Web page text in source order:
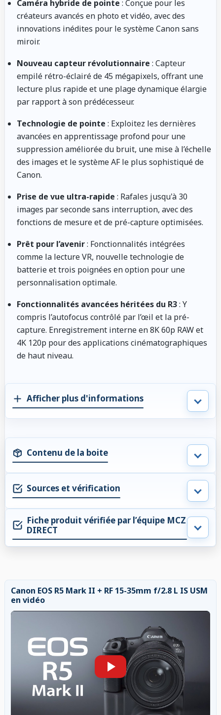
Caméra hybride de pointe : Conçue pour les
créateurs avancés en photo et vidéo, avec des
innovations inédites pour le système Canon sans
miroir.
Nouveau capteur révolutionnaire : Capteur
empilé rétro-éclairé de 45 mégapixels, offrant une
lecture plus rapide et une plage dynamique élargie
par rapport à son prédécesseur.
Technologie de pointe : Exploitez les dernières
avancées en apprentissage profond pour une
suppression améliorée du bruit, une mise à l’échelle
des images et le système AF le plus sophistiqué de
Canon.
Prise de vue ultra-rapide : Rafales jusqu'à 30
images par seconde sans interruption, avec des
fonctions de mesure et de pré-capture optimisées.
Prêt pour l’avenir: Fonctionnalités intégrées
comme la lecture VR, nouvelle technologie de
batterie et trois poignées en option pour une
personnalisation optimale.
Fonctionnalités avancées héritées du R3: Y
compris l’autofocus contrôlé par l’œil et la pré-
capture. Enregistrement interne en 8K 60p RAW et
4K 120p pour des applications cinématographiques
de haut niveau.
Afficher plus d'informations
Contenu de la boite
Sources et vérification
Fiche produit vérifiée par l’équipe MCZ
DIRECT
Canon EOS R5 Mark II + RF 15-35mm f/2.8 L IS USM
en vidéo